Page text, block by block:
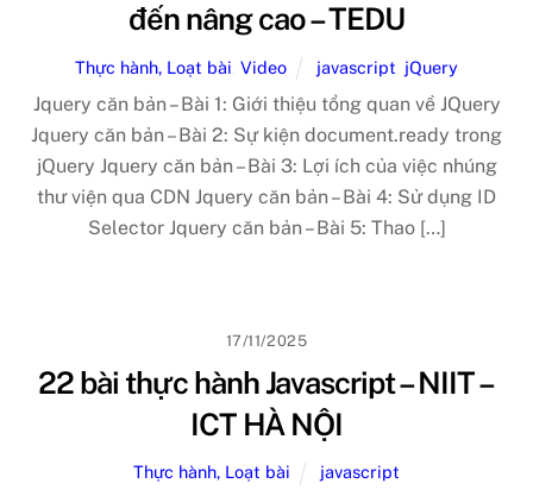
đến nâng cao – TEDU
Thực hành, Loạt bài Video javascript jQuery
Jquery căn bản – Bài 1: Giới thiệu tổng quan về JQuery
Jquery căn bản – Bài 2: Sự kiện document.ready trong
jQuery Jquery căn bản – Bài 3: Lợi ích của việc nhúng
thư viện qua CDN Jquery căn bản – Bài 4: Sử dụng ID
Selector Jquery căn bản – Bài 5: Thao […]
17/11/2025
22 bài thực hành Javascript – NIIT –
ICT HÀ NỘI
Thực hành, Loạt bài javascript